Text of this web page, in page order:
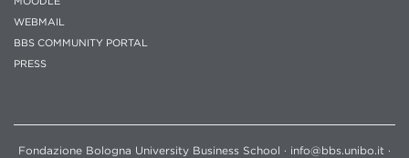
WEBMAIL
BBS COMMUNITY PORTAL
PRESS
Fondazione Bologna University Business School · info@bbs.unibo.it ·